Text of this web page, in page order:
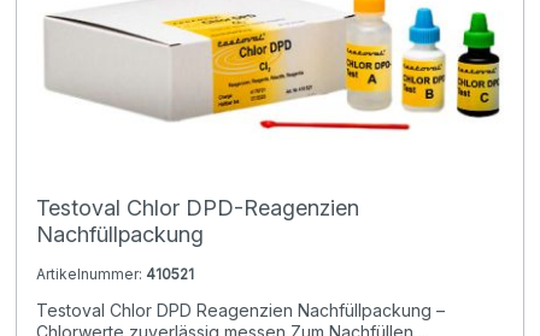
Testoval Chlor DPD-Reagenzien
Nachfüllpackung
Artikelnummer: 410521
Testoval Chlor DPD Reagenzien Nachfüllpackung –
Chlorwerte zuverlässig messen Zum Nachfüllen ...